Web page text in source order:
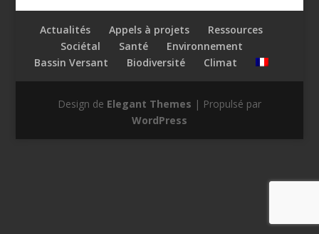
Actualités Appels à projets
Ressources
Sociétal
Santé
Environnement
Bassin Versant
Biodiversité Climat
Design de Elegant Themes | Propulsé par
WordPress